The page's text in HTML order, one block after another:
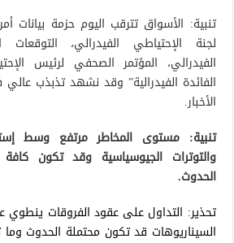
تنبية: الأسواق تترقب اليوم حزمة بيانات
لجنة الإحتياطي الفيدرالي، التوقعات
الفيدرالي، المؤتمر الصحفي لرئيس
الفائدة الفيدرالية” وقد نشهد تذبذب
الأخبار.
تنبية: مستوى المخاطر مرتفع وسط
والتوترات الجيوسياسية وقد تكون كافة
الحدوث.
تحذير: التداول على عقود الفروقات
السيناريوهات قد تكون محتملة الحدوث